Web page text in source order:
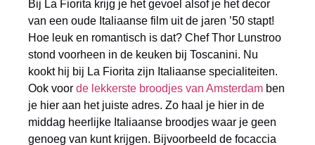
Bij La Fiorita krijg je het gevoel alsof je het decor
van een oude Italiaanse film uit de jaren ’50 stapt!
Hoe leuk en romantisch is dat? Chef Thor Lunstroo
stond voorheen in de keuken bij Toscanini. Nu
kookt hij bij La Fiorita zijn Italiaanse specialiteiten.
Ook voor de lekkerste broodjes van Amsterdam ben
je hier aan het juiste adres. Zo haal je hier in de
middag heerlijke Italiaanse broodjes waar je geen
genoeg van kunt krijgen. Bijvoorbeeld de focaccia